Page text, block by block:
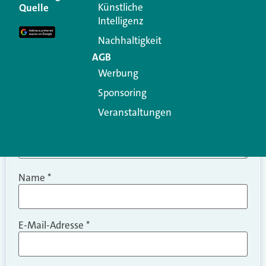
Erforderliche Felder sind mit
Kommentar
Name *
E-Mail-Adresse *
Quelle
Künstliche
Intelligenz
Nachhaltigkeit
AGB
Werbung
Sponsoring
Veranstaltungen